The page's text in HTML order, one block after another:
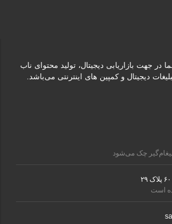
جهت بازاریابی دیجیتال، تولید محتوای ناب
دیجیتال و کمپین های اینترنتی می‌باشد.
است